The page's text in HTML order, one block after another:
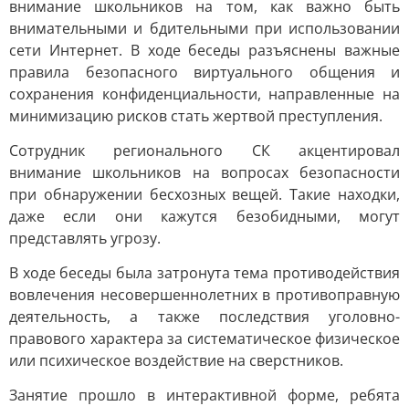
внимание школьников на том, как важно быть
внимательными и бдительными при использовании
сети Интернет. В ходе беседы разъяснены важные
правила безопасного виртуального общения и
сохранения конфиденциальности, направленные на
минимизацию рисков стать жертвой преступления.
Сотрудник регионального СК акцентировал
внимание школьников на вопросах безопасности
при обнаружении бесхозных вещей. Такие находки,
даже если они кажутся безобидными, могут
представлять угрозу.
В ходе беседы была затронута тема противодействия
вовлечения несовершеннолетних в противоправную
деятельность, а также последствия уголовно-
правового характера за систематическое физическое
или психическое воздействие на сверстников.
Занятие прошло в интерактивной форме, ребята